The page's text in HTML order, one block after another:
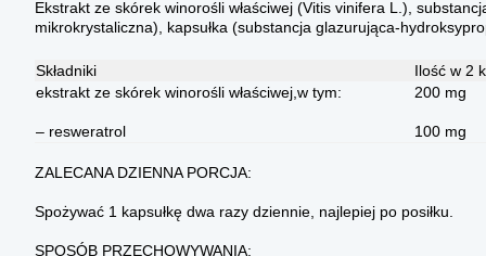
Ekstrakt ze skórek winorośli właściwej (Vitis vinifera L.),
mikrokrystaliczna), kapsułka (substancja glazurująca-
Składniki
Ilość w 2
ekstrakt ze skórek winorośli właściwej,w tym:
– resweratrol
200 mg
100 mg
ZALECANA DZIENNA PORCJA:
Spożywać 1 kapsułkę dwa razy dziennie, najlepiej po posiłku.
SPOSÓB PRZECHOWYWANIA: